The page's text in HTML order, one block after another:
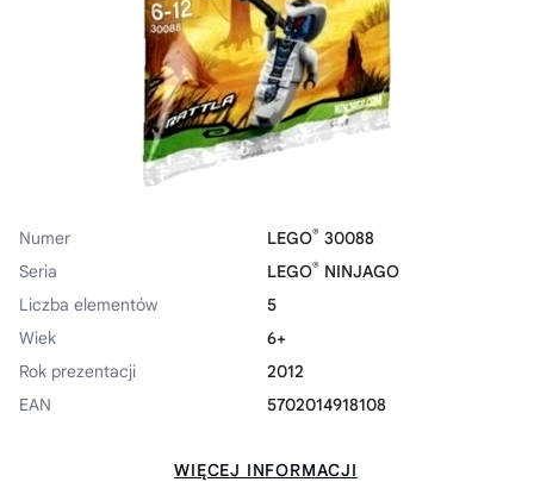
Numer LEGO® 30088
Seria
LEGO® NINJAGO
Liczba elementów
5
Wiek
6+
Rok prezentacji
2012
EAN
5702014918108
WIĘCEJ INFORMACJI